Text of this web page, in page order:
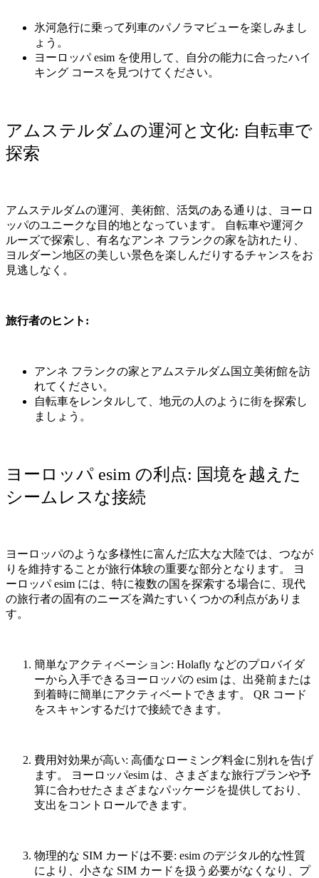
氷河急行に乗って列車のパノラマビューを楽しみまし
ょう。
ヨーロッパesim を使用して、自分の能力に合ったハイ
キング コースを見つけてください。
アムステルダムの運河と文化: 自転車で
探索
アムステルダムの運河、美術館、活気のある通りは、ヨーロ
ッパのユニークな目的地となっています。
自転車や運河ク
ルーズで探索し、有名なアンネ フランクの家を訪れたり、
ヨルダーン地区の美しい景色を楽しんだりするチャンスをお
見逃しなく。
旅行者のヒント :
アンネ フランクの家とアムステルダム国立美術館を訪
れてください。
自転車をレンタルして、地元の人のように街を探索し
ましょう。
ヨーロッパ esim の利点: 国境を越えた
シームレスな接続
ヨーロッパのような多様性に富んだ広大な大陸では、つなが
りを維持することが旅行体験の重要な部分となります。
ヨ
ーロッパesim には、特に複数の国を探索する場合に、現代
の旅行者の固有のニーズを満たすいくつかの利点がありま
す。
簡単なアクティベーション: Holafly などのプロバイダ
ーから入手できるヨーロッパの esim は、出発前または
到着時に簡単にアクティベートできます。
QR コード
をスキャンするだけで接続できます。
費用対効果が高い: 高価なローミング料金に別れを告げ
ます。
ヨーロッパesim は、さまざまな旅行プランや予
算に合わせたさまざまなパッケージを提供しており、
支出をコントロールできます。
物理的な SIM カードは不要: esim のデジタル的な性質
により、小さな SIM カードを扱う必要がなくなり、プ